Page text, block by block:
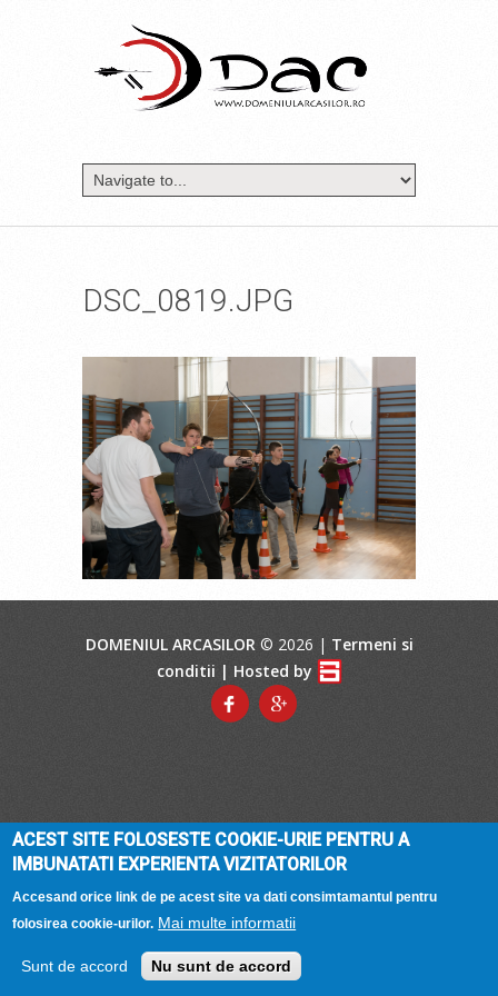
DSC_0819.JPG
DOMENIUL ARCASILOR© 2026 | Termeni si
conditii | Hosted by
ACEST SITE FOLOSESTE COOKIE-URIE PENTRU A
IMBUNATATI EXPERIENTA VIZITATORILOR
Accesand orice link de pe acest site va dati consimtamantul pentru
folosirea cookie-urilor. Mai multe informatii
Sunt de accord Nu sunt de accord